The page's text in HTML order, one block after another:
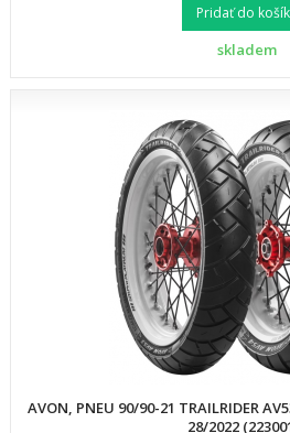
Pridať do
skladem
AVON, PNEU 90/90-21 TRAILRIDER
28/2022